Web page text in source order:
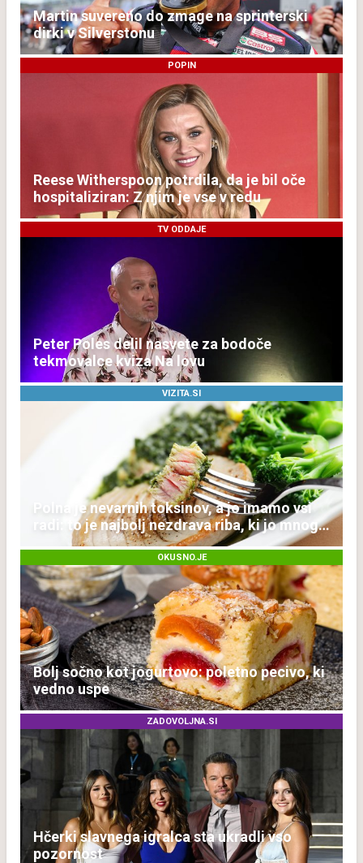
Martin suvereno do zmage na sprinterski
dirki v Silverstonu
POPIN
Reese Witherspoon potrdila, da je bil oče
hospitaliziran: Z njim je vse v redu
TV ODDAJE
Peter Poles delil nasvete za bodoče
tekmovalce kviza Na lovu
VIZITA.SI
Polna je nevarnih toksinov, a jo imamo vsi
radi: to je najbolj nezdrava riba, ki jo mnogi
redno uživajo
OKUSNO.JE
Bolj sočno kot jogurtovo: poletno pecivo, ki
vedno uspe
ZADOVOLJNA.SI
Hčerki slavnega igralca sta ukradli vso
pozornost